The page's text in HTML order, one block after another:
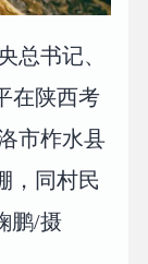
总书记、
在陕西考
市柞水县
，同村民
鹏/摄